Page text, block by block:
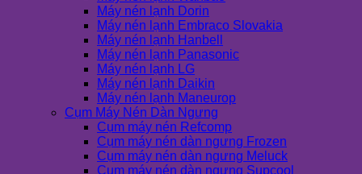
Máy nén lạnh Dorin
Máy nén lạnh Embraco Slovakia
Máy nén lạnh Hanbell
Máy nén lạnh Panasonic
Máy nén lạnh LG
Máy nén lạnh Daikin
Máy nén lạnh Maneurop
Cụm Máy Nén Dàn Ngưng
Cụm máy nén Refcomp
Cụm máy nén dàn ngưng Frozen
Cụm máy nén dàn ngưng Meluck
Cụm máy nén dàn ngưng Supcool